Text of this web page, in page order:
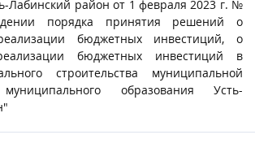
Лабинский район от 1 февраля 2023 г. №
порядка принятия решений о
бюджетных инвестиций, о
бюджетных инвестиций в
строительства муниципальной
муниципального образования Усть-